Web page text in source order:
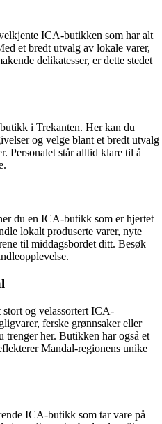
ICA-butikken som har alt
et bredt utvalg av lokale varer,
delikatesser, er dette stedet
i Trekanten. Her kan du
og velge blant et bredt utvalg
Personalet står alltid klare til å
du en ICA-butikk som er hjertet
lokalt produserte varer, nyte
til middagsbordet ditt. Besøk
og velassortert ICA-
ferske grønnsaker eller
trenger her. Butikken har også et
Mandal-regionens unike
ICA-butikk som tar vare på